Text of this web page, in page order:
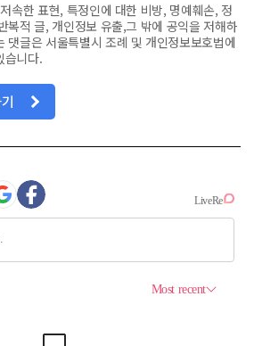
속한 표현, 특정인에 대한 비방, 명예훼손, 정
복적 글, 개인정보 유출,그 밖에 공익을 저해하
댓글은 서울특별시 조례 및 개인정보보호법에
습니다.